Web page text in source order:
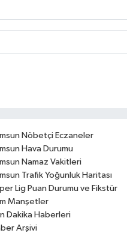
Nöbetçi Eczaneler
Hava Durumu
Namaz Vakitleri
Trafik Yoğunluk Haritası
Lig Puan Durumu ve Fikstür
Manşetler
Dakika Haberleri
Arşivi